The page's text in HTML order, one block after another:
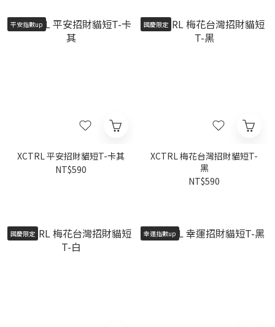
平安指數up
XCTRL 平安招財貓短T-卡其
NT$590
國慶限定
XCTRL 梅花台灣招財貓短T-
黑
NT$590
國慶限定 幸運指數up